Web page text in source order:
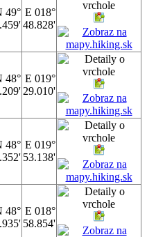
49° E 018°
48.828'
48° E 019°
29.010'
48° E 019°
53.138'
48° E 018°
58.854'